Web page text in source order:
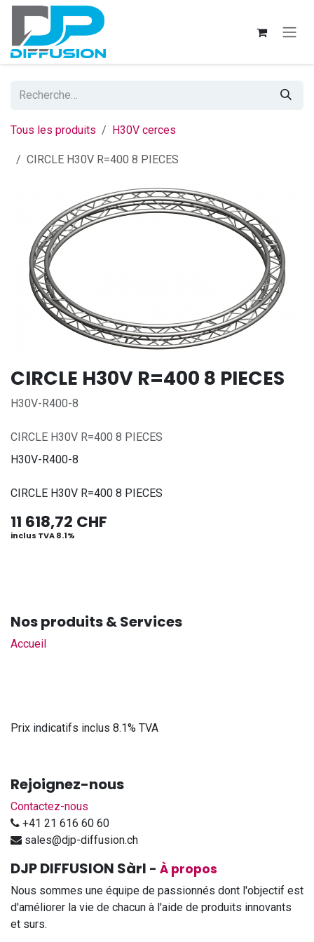
Se rendre au contenu
Tous les produits H30V cerces
CIRCLE H30V R=400 8 PIECES
CIRCLE H30V R=400 8 PIECES
H30V-R400-8
CIRCLE H30V R=400 8 PIECES
H30V-R400-8
CIRCLE H30V R=400 8 PIECES
11 618,72 CHF
inclus TVA 8.1%
Nos produits & Services
Accueil
Prix indicatifs inclus 8.1% TVA
Rejoignez-nous
Contactez-nous
+41 21 616 60 60
sales@djp-diffusion.ch
DJP DIFFUSION Sàrl - À propos
Nous sommes une équipe de passionnés dont l'objectif est
d'améliorer la vie de chacun à l'aide de produits innovants
et surs.